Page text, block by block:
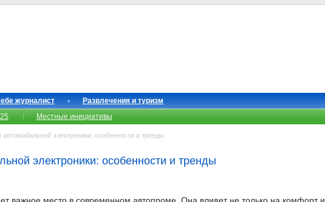
журналист
Развлечения и туризм
Местные инициативы
электроники: особенности и тренды
электроники: особенности и тренды